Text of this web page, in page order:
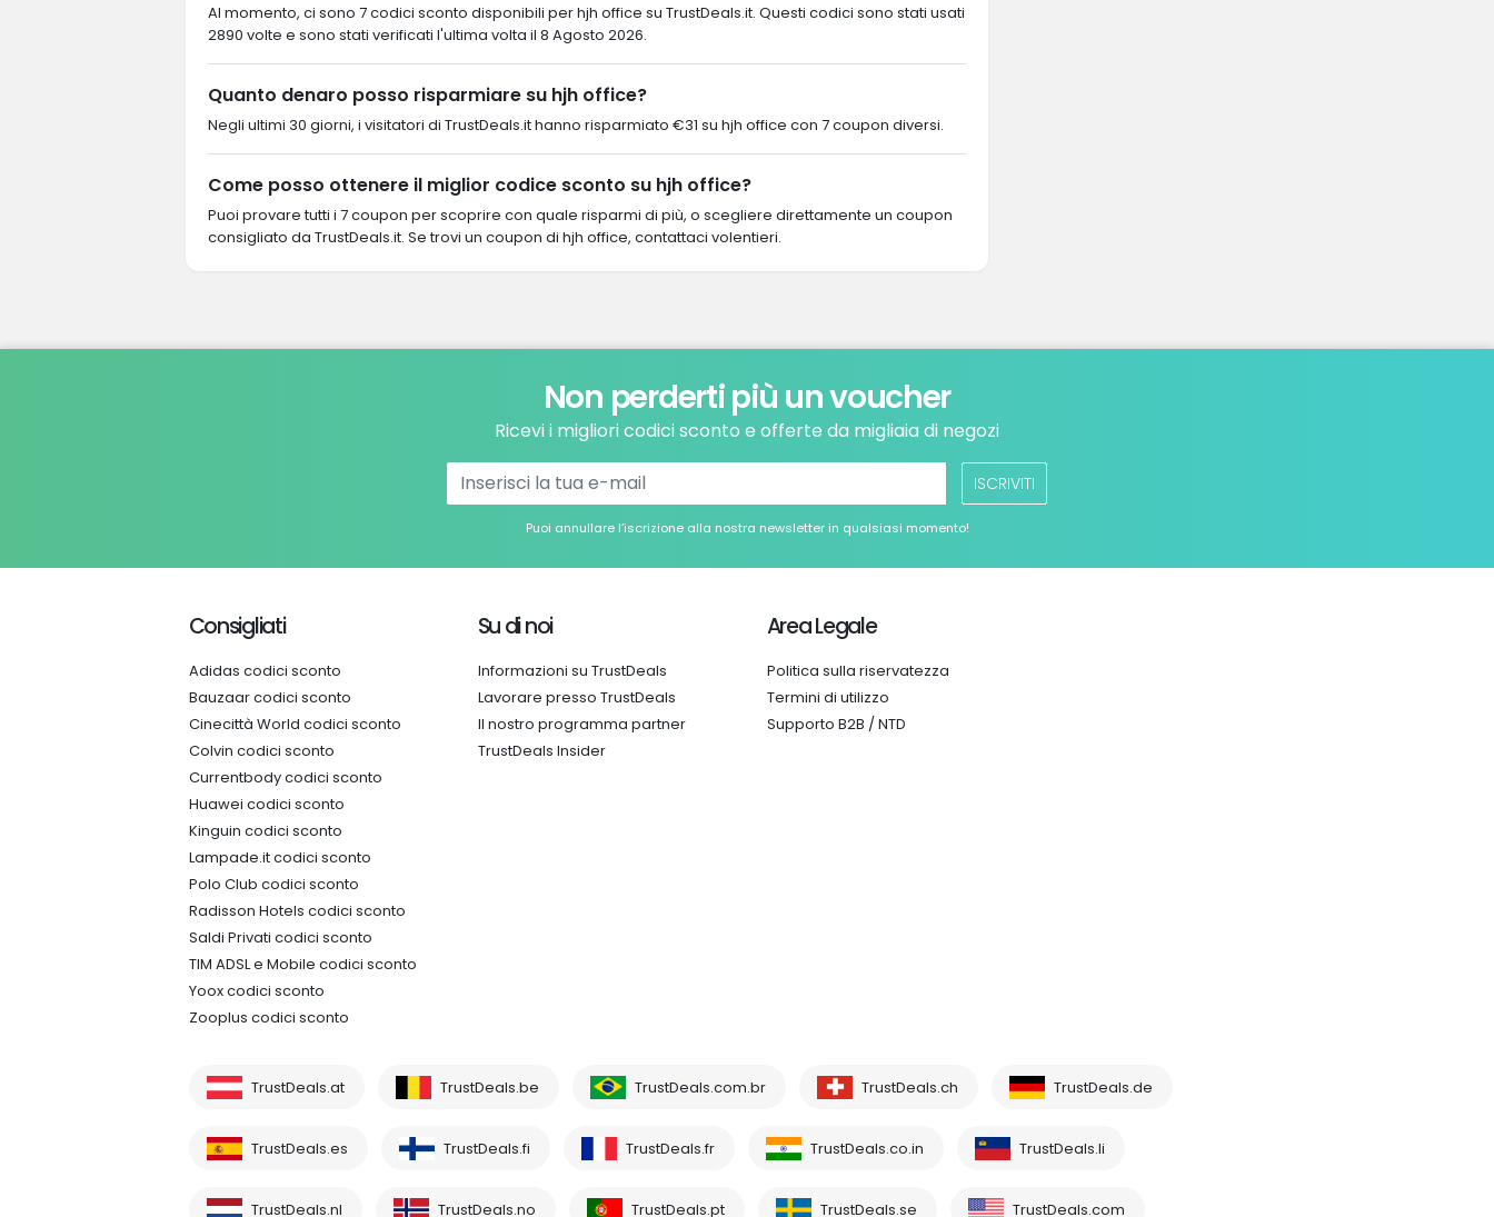
Al momento, ci sono 7 codici sconto disponibili per hjh office su TrustDeals.it. Questi codici sono stati usati
2890 volte e sono stati verificati l'ultima volta il 8 Agosto 2026.
Quanto denaro posso risparmiare su hjh office?
Negli ultimi 30 giorni, i visitatori di TrustDeals.it hanno risparmiato €31 su hjh office con 7 coupon diversi.
Come posso ottenere il miglior codice sconto su hjh office?
Puoi provare tutti i 7 coupon per scoprire con quale risparmi di più, o scegliere direttamente un coupon
consigliato da TrustDeals.it. Se trovi un coupon di hjh office, contattaci volentieri.
Non perderti più un voucher
Ricevi i migliori codici sconto e offerte da migliaia di negozi
ISCRIVITI
Puoi annullare l’iscrizione alla nostra newsletter in qualsiasi momento!
Consigliati
Adidas codici sconto
Bauzaar codici sconto
Cinecittà World codici sconto
Colvin codici sconto
Currentbody codici sconto
Huawei codici sconto
Kinguin codici sconto
Lampade.it codici sconto
Polo Club codici sconto
Radisson Hotels codici sconto
Saldi Privati codici sconto
TIM ADSL e Mobile codici sconto
Yoox codici sconto
Zooplus codici sconto
Su di noi
Informazioni su TrustDeals
Lavorare presso TrustDeals
Il nostro programma partner
TrustDeals Insider
Area Legale
Politica sulla riservatezza
Termini di utilizzo
Supporto B2B / NTD
TrustDeals.at TrustDeals.be TrustDeals.com.br TrustDeals.ch TrustDeals.de
TrustDeals.es TrustDeals.fi TrustDeals.fr TrustDeals.co.in TrustDeals.li
TrustDeals.nl TrustDeals.no TrustDeals.pt TrustDeals.se TrustDeals.com